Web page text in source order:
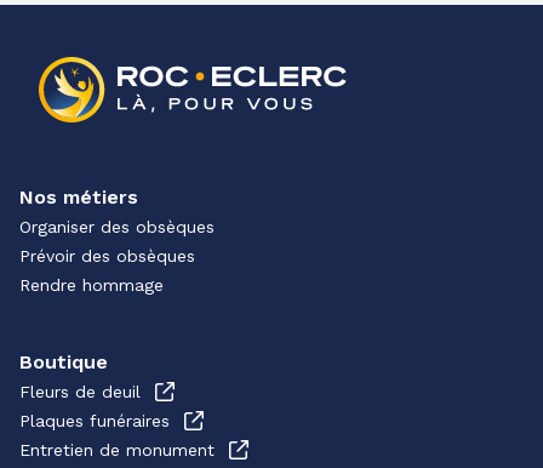
Nos métiers
Organiser des obsèques
Prévoir des obsèques
Rendre hommage
Boutique
Fleurs de deuil
Plaques funéraires
Entretien de monument